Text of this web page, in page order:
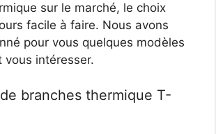
sur le marché, le choix
facile à faire. Nous avons
pour vous quelques modèles
vous intéresser.
branches thermique T-